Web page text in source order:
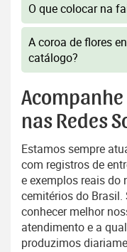
O que colocar na
A coroa de flores
catálogo?
nas Redes
Estamos sempre
com registros de
e exemplos reais do
cemitérios do
conhecer melhor
atendimento e a
produzimos